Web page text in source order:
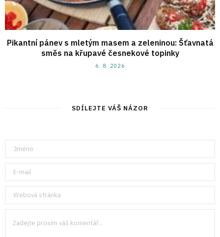
Pikantní pánev s mletým masem a zeleninou: Šťavnatá
směs na křupavé česnekové topinky
6. 8. 2026
SDÍLEJTE VÁŠ NÁZOR